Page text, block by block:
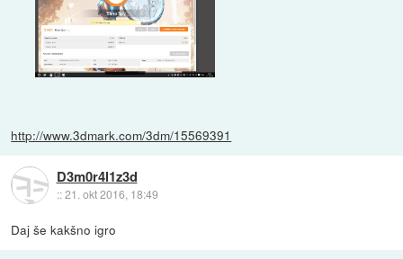
http://www.3dmark.com/3dm/15569391
D3m0r4l1z3d
::21. okt 2016, 18:49
Daj še kakšno igro